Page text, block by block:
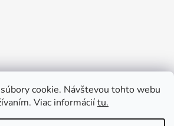
cookie. Návštevou tohto webu
Viac informáciítu.